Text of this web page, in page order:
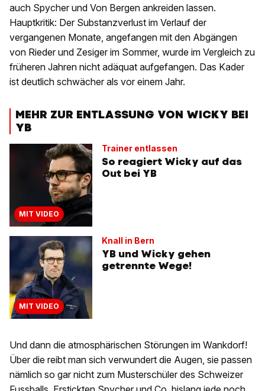
auch Spycher und Von Bergen ankreiden lassen.
Hauptkritik: Der Substanzverlust im Verlauf der
vergangenen Monate, angefangen mit den Abgängen
von Rieder und Zesiger im Sommer, wurde im Vergleich zu
früheren Jahren nicht adäquat aufgefangen. Das Kader
ist deutlich schwächer als vor einem Jahr.
MEHR ZUR ENTLASSUNG VON WICKY BEI
YB
MIT VIDEO
Trainer entlassen
So reagiert Wicky auf das
Out bei YB
MIT VIDEO
Knall in Bern
YB und Wicky gehen
getrennte Wege!
Und dann die atmosphärischen Störungen im Wankdorf!
Über die reibt man sich verwundert die Augen, sie passen
nämlich so gar nicht zum Musterschüler des Schweizer